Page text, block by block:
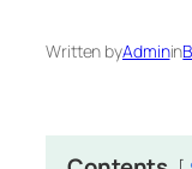
Written byAdminin